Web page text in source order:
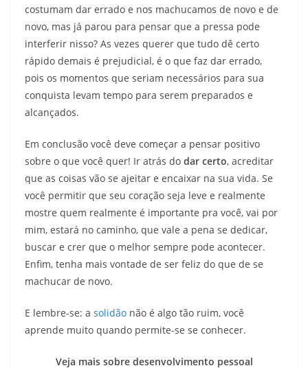
costumam dar errado e nos machucamos de novo e de
novo, mas já parou para pensar que a pressa pode
interferir nisso? As vezes querer que tudo dê certo
rápido demais é prejudicial, é o que faz dar errado,
pois os momentos que seriam necessários para sua
conquista levam tempo para serem preparados e
alcançados.
Em conclusão você deve começar a pensar positivo
sobre o que você quer! Ir atrás do dar certo, acreditar
que as coisas vão se ajeitar e encaixar na sua vida. Se
você permitir que seu coração seja leve e realmente
mostre quem realmente é importante pra você, vai por
mim, estará no caminho, que vale a pena se dedicar,
buscar e crer que o melhor sempre pode acontecer.
Enfim, tenha mais vontade de ser feliz do que de se
machucar de novo.
E lembre-se: a solidão não é algo tão ruim, você
aprende muito quando permite-se se conhecer.
Veja mais sobre desenvolvimento pessoal